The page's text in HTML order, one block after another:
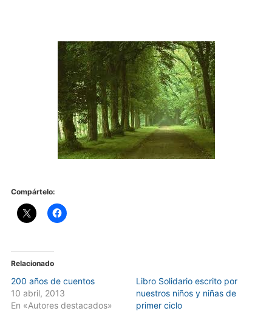
Compártelo:
Relacionado
200 años de cuentos
10 abril, 2013
En «Autores destacados»
Libro Solidario escrito por
nuestros niños y niñas de
primer ciclo